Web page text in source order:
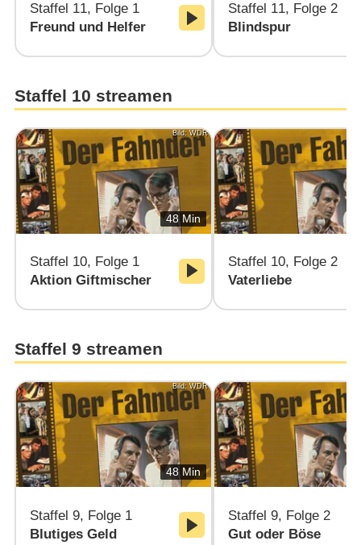
Staffel 11, Folge 1
Freund und Helfer
Staffel 11, Folge 2
Blindspur
Staffel 10 streamen
Bild: WDR
48 Min
Staffel 10, Folge 1
Aktion Giftmischer
Staffel 10, Folge 2
Vaterliebe
Staffel 9 streamen
Bild: WDR
48 Min
Staffel 9, Folge 1
Blutiges Geld
Staffel 9, Folge 2
Gut oder Böse